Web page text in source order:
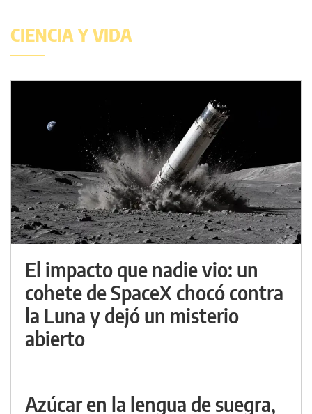
CIENCIA Y VIDA
El impacto que nadie vio: un
cohete de SpaceX chocó contra
la Luna y dejó un misterio
abierto
Azúcar en la lengua de suegra,